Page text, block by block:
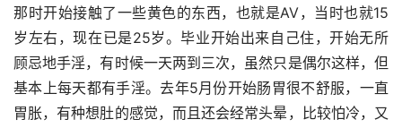
那时开始接触了一些黄色的东西，也就是AV，当时也就15
岁左右，现在已是25岁。毕业开始出来自己住，开始无所
顾忌地手淫，有时候一天两到三次，虽然只是偶尔这样，但
基本上每天都有手淫。去年5月份开始肠胃很不舒服，一直
胃胀，有种想肚的感觉，而且还会经常头晕，比较怕冷，又